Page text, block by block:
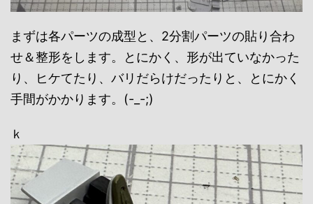
まずは各パーツの成型と、2分割パーツの貼り合わ
せ＆整形をします。とにかく、形が出ていなかった
り、ヒケてたり、バリだらけだったりと、とにかく
手間がかかります。(-_-;)
ｋ